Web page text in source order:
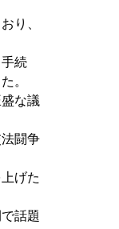
り、
続
。
な議
闘争
げた
話題